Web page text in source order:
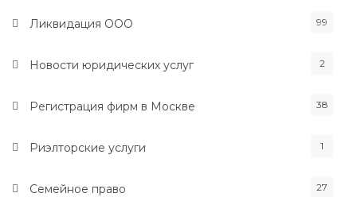
Ликвидация ООО 99
Новости юридических услуг 2
Регистрация фирм в Москве 38
Риэлторские услуги 1
Семейное право 27